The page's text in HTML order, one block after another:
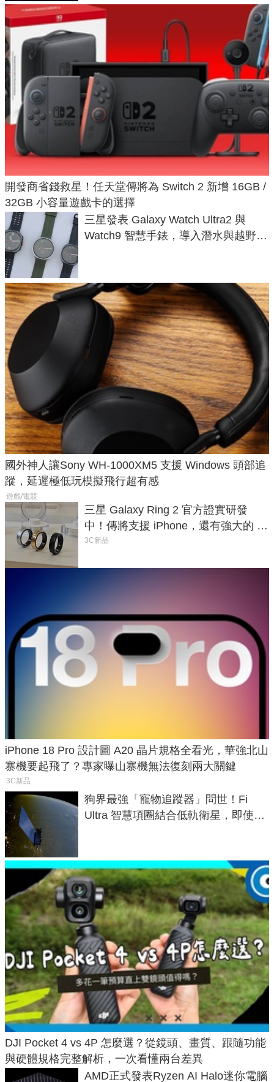
開發商省錢救星！任天堂傳將為 Switch 2 新增 16GB /
32GB 小容量遊戲卡的選擇
三星發表 Galaxy Watch Ultra2 與
Watch9 智慧手錶，導入潛水與越野跑
國外神人讓Sony WH-1000XM5 支援 Windows 頭部追
蹤，延遲極低玩模擬飛行超有感
遊戲/電競
三星 Galaxy Ring 2 官方證實研發
中！傳將支援 iPhone，還有強大的 AI
與智慧家電連動功能
3C新品
iPhone 18 Pro 設計圖 A20 晶片規格全看光，華強北山
寨機要起飛了？專家曝山寨機無法復刻兩大關鍵
3C新品
狗界最強「寵物追蹤器」問世！Fi
Ultra 智慧項圈結合低軌衛星，即使在
DJI Pocket 4 vs 4P 怎麼選？從鏡頭、畫質、跟隨功能
與硬體規格完整解析，一次看懂兩台差異
AMD正式發表Ryzen AI Halo迷你電腦